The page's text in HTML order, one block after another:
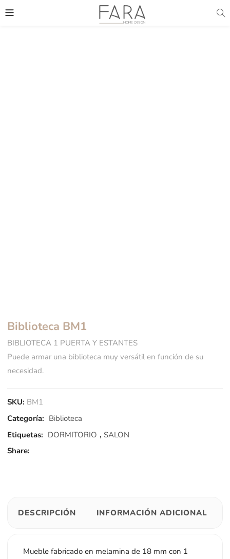
Biblioteca BM1
BIBLIOTECA 1 PUERTA Y ESTANTES
Puede armar una biblioteca muy versátil en función de su
necesidad.
SKU: BM1
Categoría: Biblioteca
Etiquetas: DORMITORIO ,SALON
Share:
DESCRIPCIÓN INFORMACIÓN ADICIONAL
Mueble fabricado en melamina de 18 mm con 1